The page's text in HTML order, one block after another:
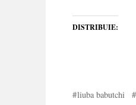
DISTRIBUIE:
liuba babutchi